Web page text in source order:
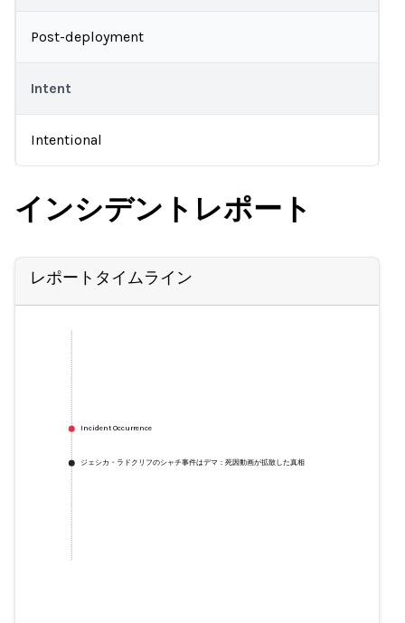
Post-deployment
Intent
Intentional
インシデントレポート
レポートタイムライン
Incident Occurrence
ジェシカ・ラドクリフのシャチ事件はデマ：死因動画が拡散した真相